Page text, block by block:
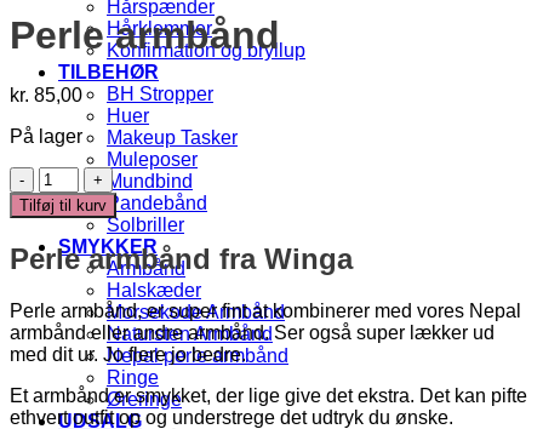
Hårspænder
Hårklemmer
Konfirmation og bryllup
TILBEHØR
BH Stropper
Huer
Makeup Tasker
Muleposer
Mundbind
Pandebånd
Solbriller
SMYKKER
Armbånd
Halskæder
Morsekode Armbånd
Natursten Armbånd
Nepal perle armbånd
Ringe
Øreringe
UDSALG
Perle armbånd
kr. 85,00
På lager
Perle
armbånd
antal
Tilføj til kurv
Perle armbånd fra Winga
Perle armbånd, er super fint at kombinerer med vores Nepal
armbånd eller andre armbånd. Ser også super lækker ud
med dit ur. Jo flere jo bedre.
Et armbånd er smykket, der lige give det ekstra. Det kan pifte
ethvert outfit op og understrege det udtryk du ønske.